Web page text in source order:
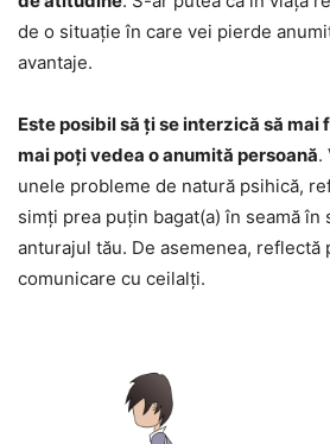
de o situație în care vei pierde
avantaje.
Este posibil să ți se interzică să mai
mai poți vedea o anumită persoană.
unele probleme de natură psihică,
simți prea puțin bagat(a) în seamă în
anturajul tău. De asemenea, reflectă
comunicare cu ceilalți.